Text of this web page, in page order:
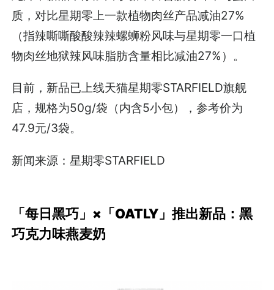
质，对比星期零上一款植物肉丝产品减油27%
（指辣嘶嘶酸酸辣辣螺蛳粉风味与星期零一口植
物肉丝地狱辣风味脂肪含量相比减油27%）。
目前，新品已上线天猫星期零STARFIELD旗舰
店，规格为50g/袋（内含5小包），参考价为
47.9元/3袋。
新闻来源：星期零STARFIELD
「每日黑巧」×「OATLY」推出新品：黑
巧克力味燕麦奶